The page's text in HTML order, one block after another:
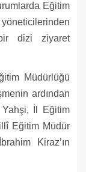
Eğitim
dizi ziyaret
Müdürlüğü
ardından
İl Eğitim
Eğitim Müdür
Kiraz’ın